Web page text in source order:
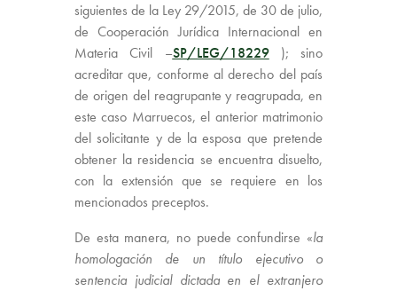
siguientes de la Ley 29/2015, de 30 de julio,
de Cooperación Jurídica Internacional en
Materia Civil –SP/LEG/18229); sino
acreditar que, conforme al derecho del país
de origen del reagrupante y reagrupada, en
este caso Marruecos, el anterior matrimonio
del solicitante y de la esposa que pretende
obtener la residencia se encuentra disuelto,
con la extensión que se requiere en los
mencionados preceptos.
De esta manera, no puede confundirse «la
homologación de un título ejecutivo o
sentencia judicial dictada en el extranjero